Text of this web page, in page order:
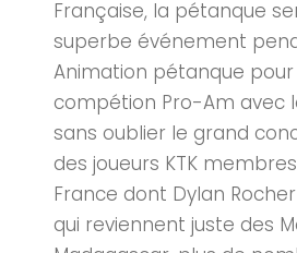
Française, la pétanque
superbe événement
Animation pétanque
compétion Pro-Am avec
sans oublier le grand
des joueurs KTK
France dont Dylan
qui reviennent juste des